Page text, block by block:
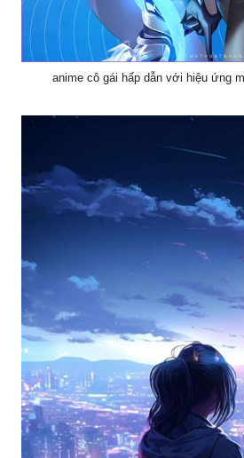
anime cô gái hấp dẫn với hiệu ứng